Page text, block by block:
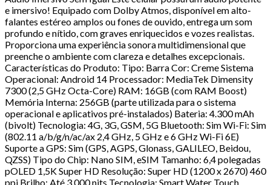
e imersivo! Equipado com Dolby Atmos, disponível em alto-
falantes estéreo amplos ou fones de ouvido, entrega um som
profundo e nítido, com graves enriquecidos e vozes realistas.
Proporciona uma experiência sonora multidimensional que
preenche o ambiente com clareza e detalhes excepcionais.
Características do Produto: Tipo: Barra Cor: Creme Sistema
Operacional: Android 14 Processador: MediaTek Dimensity
7300 (2,5 GHz Octa-Core) RAM: 16GB (com RAM Boost)
Memória Interna: 256GB (parte utilizada para o sistema
operacional e aplicativos pré-instalados) Bateria: 4.300 mAh
(bivolt) Tecnologia: 4G, 3G, GSM, 5G Bluetooth: Sim Wi-Fi: Sim
(802.11 a/b/g/n/ac/ax 2,4 GHz, 5 GHz e 6 GHz Wi-Fi 6E)
Suporte a GPS: Sim (GPS, AGPS, Glonass, GALILEO, Beidou,
QZSS) Tipo do Chip: Nano SIM, eSIM Tamanho: 6,4 polegadas
pOLED 1,5K Super HD Resolução: Super HD (1200 x 2670) 460
ppi Brilho: Até 3.000 nits Tecnologia: Smart Water Touch